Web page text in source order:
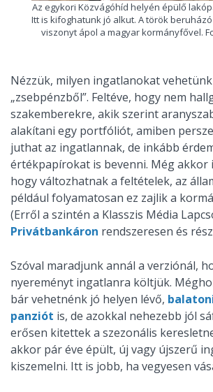
Az egykori Közvágóhíd helyén épülő
Itt is kifoghatunk jó alkut. A török
viszonyt ápol a magyar kormányfővel.
Nézzük, milyen ingatlanokat
„zsebpénzből”. Feltéve, hogy nem
szakemberekre, akik szerint
alakítani egy portfóliót, amiben
juthat az ingatlannak, de inkább
értékpapírokat is bevenni. Még akkor
hogy változhatnak a feltételek, az
például folyamatosan ez zajlik a
(Erről a szintén a Klasszis Média
Privátbankáron rendszeresen és
Szóval maradjunk annál a verziónál,
nyereményt ingatlanra költjük.
bár vehetnénk jó helyen lévő,
panziót is, de azokkal nehezebb jól
erősen kitettek a szezonális
akkor pár éve épült, új vagy újszerű
kiszemelni. Itt is jobb, ha vegyesen